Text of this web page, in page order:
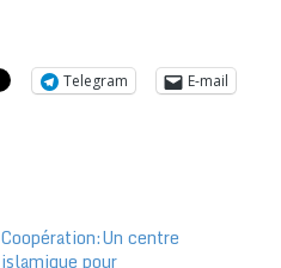
Telegram
E-mail
Coopération:Un centre
islamique pour